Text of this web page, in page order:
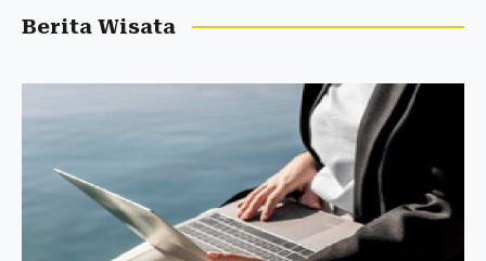
Berita Wisata